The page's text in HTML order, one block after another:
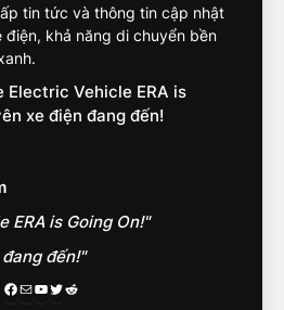
Bingo ồn, không có
nếu biết cách’
ĐÁNH GIÁ XE
VF8 chinh phục Tây
‘Tự hào là đoàn xe
điện Việt Nam đầu tiên lăn
bánh tại Trung Quốc’
GIÁ XE
tin tức và thông tin cập nhật
điện, khả năng di chuyển bền
Vehicle ERA is
xe điện đang đến!
ERA is Going On!"
đến!"
Facebook
MailYoutube
Twitter